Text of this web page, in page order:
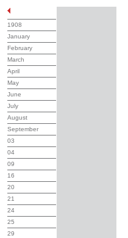
1908
January
February
March
April
May
June
July
August
September
03
04
09
16
20
21
24
25
29